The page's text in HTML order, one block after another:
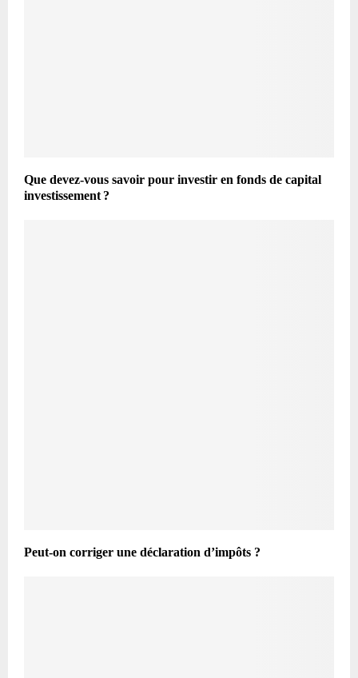
Que devez-vous savoir pour investir en fonds de capital
investissement ?
Peut-on corriger une déclaration d’impôts ?